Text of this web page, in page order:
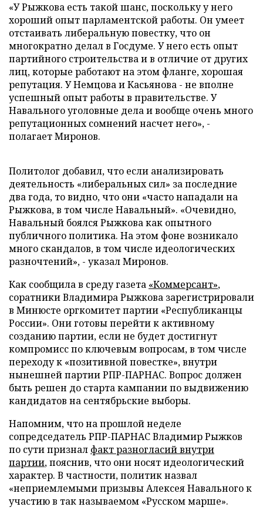
«У Рыжкова есть такой шанс, поскольку у него
хороший опыт парламентской работы. Он умеет
отстаивать либеральную повестку, что он
многократно делал в Госдуме. У него есть опыт
партийного строительства и в отличие от других
лиц, которые работают на этом фланге, хорошая
репутация. У Немцова и Касьянова - не вполне
успешный опыт работы в правительстве. У
Навального уголовные дела и вообще очень много
репутационных сомнений насчет него», -
полагает Миронов.
Политолог добавил, что если анализировать
деятельность «либеральных сил» за последние
два года, то видно, что они «часто нападали на
Рыжкова, в том числе Навальный». «Очевидно,
Навальный боялся Рыжкова как опытного
публичного политика. На этом фоне возникало
много скандалов, в том числе идеологических
разночтений», - указал Миронов.
Как сообщила в среду газета «Коммерсант»,
соратники Владимира Рыжкова зарегистрировали
в Минюсте оргкомитет партии «Республиканцы
России». Они готовы перейти к активному
созданию партии, если не будет достигнут
компромисс по ключевым вопросам, в том числе
переходу к «позитивной повестке», внутри
нынешней партии РПР-ПАРНАС. Вопрос должен
быть решен до старта кампании по выдвижению
кандидатов на сентябрьские выборы.
Напомним, что на прошлой неделе
сопредседатель РПР-ПАРНАС Владимир Рыжков
по сути признал факт разногласий внутри
партии, пояснив, что они носят идеологический
характер. В частности, политик назвал
«неприемлемыми призывы Алексея Навального к
участию в так называемом «Русском марше».